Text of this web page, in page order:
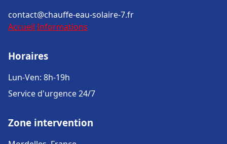
contact@chauffe-eau-solaire-7.fr
Accueil Informations
Horaires
Lun-Ven: 8h-19h
Service d'urgence 24/7
Zone intervention